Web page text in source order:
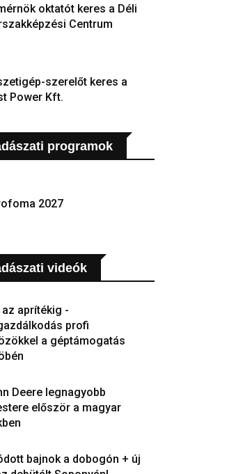
oktatót keres a Déli
Centrum
szerelőt keres a
Power Kft.
programok
2027
videók
az aprítékig -
profi
a géptámogatás
Deere legnagyobb
először a magyar
bajnok a dobogón + új